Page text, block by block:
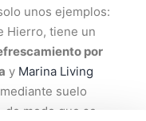
unos ejemplos:
Hierro, tiene un
por
y Marina Living
suelo
de modo que se